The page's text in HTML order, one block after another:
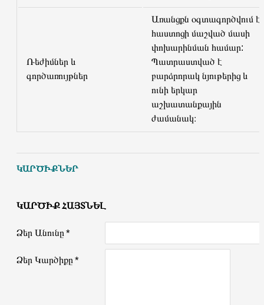
Ռեժիմներ և
գործառույթներ
Առանցքն օգտագործվում է
հաստոցի մաշված մասի
փոխարինման համար:
Պատրաստված է
բարձրորակ նյութերից և
ունի երկար
աշխատանքային
ժամանակ։
ԿԱՐԾԻՔՆԵՐ
ԿԱՐԾԻՔ ՀԱՅՏՆԵԼ
Ձեր Անունը
Ձեր Կարծիքը